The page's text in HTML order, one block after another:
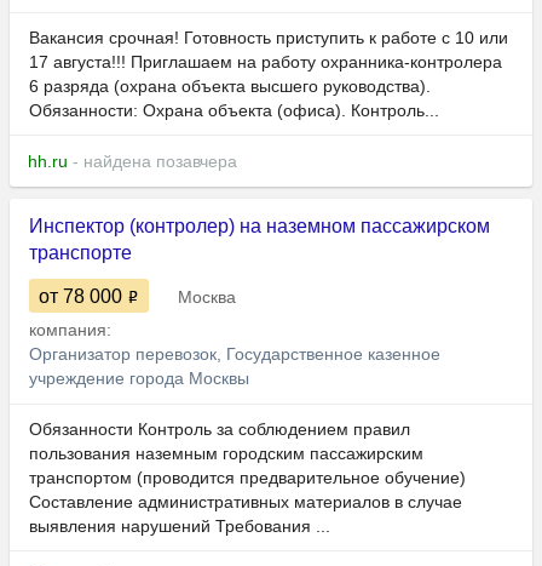
Вакансия срочная! Готовность приступить к работе с 10 или
17 августа!!! Приглашаем на работу охранника-контролера
6 разряда (охрана объекта высшего руководства).
Обязанности: Охрана объекта (офиса). Контроль...
hh.ru - найдена позавчера
Инспектор (контролер) на наземном пассажирском
транспорте
от 78 000
Москва
компания:
Организатор перевозок, Государственное казенное
учреждение города Москвы
Обязанности Контроль за соблюдением правил
пользования наземным городским пассажирским
транспортом (проводится предварительное обучение)
Составление административных материалов в случае
выявления нарушений Требования ...